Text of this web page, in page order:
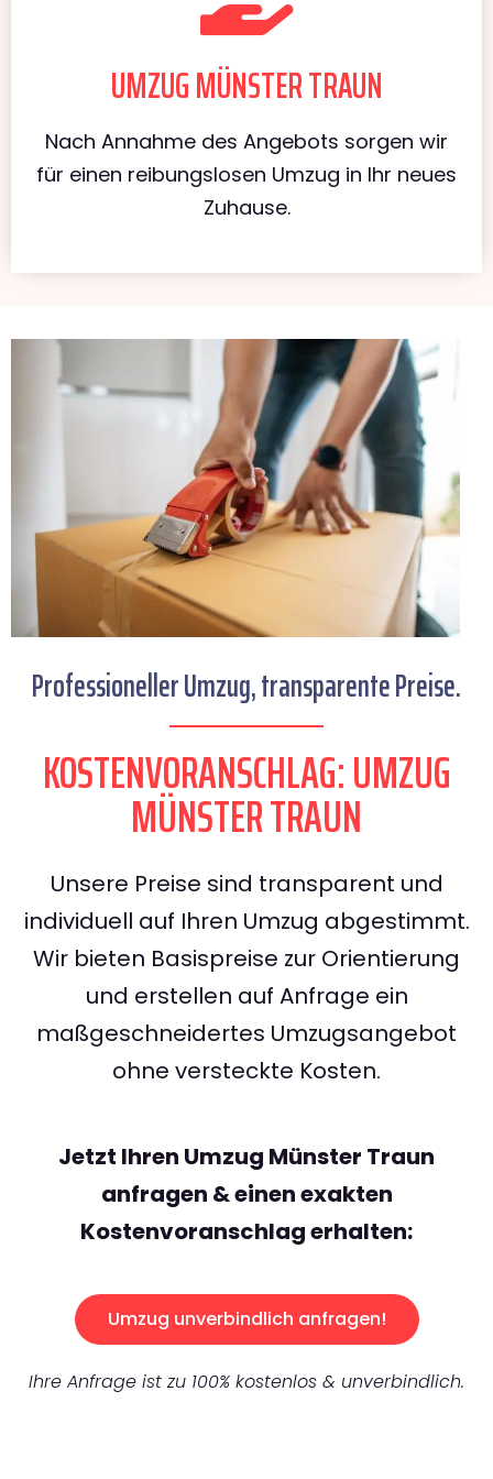
UMZUG MÜNSTER TRAUN
Nach Annahme des Angebots sorgen wir
für einen reibungslosen Umzug in Ihr neues
Zuhause.
Professioneller Umzug, transparente Preise.
KOSTENVORANSCHLAG: UMZUG
MÜNSTER TRAUN
Unsere Preise sind transparent und
individuell auf Ihren Umzug abgestimmt.
Wir bieten Basispreise zur Orientierung
und erstellen auf Anfrage ein
maßgeschneidertes Umzugsangebot
ohne versteckte Kosten.
Jetzt Ihren Umzug Münster Traun
anfragen & einen exakten
Kostenvoranschlag erhalten:
Umzug unverbindlich anfragen!
Ihre Anfrage ist zu 100% kostenlos & unverbindlich.